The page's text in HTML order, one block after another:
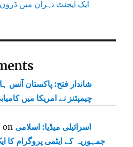
ایک ایجنٹ تہران میں ڈرون
شاندار فتح: پاکستان آئس
چیمپئنز نے امریکا میں
on اسرائیلی میڈیا: اسلامی
جمہوریہ کے ایٹمی پروگرام کا